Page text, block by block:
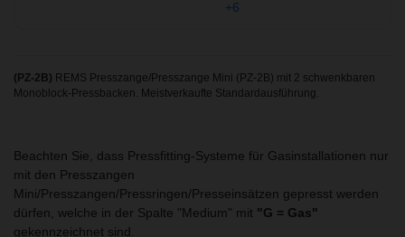
+6
(PZ-2B) REMS Presszange/Presszange Mini (PZ-2B) mit 2 schwenkbaren
Monoblock-Pressbacken. Meistverkaufte Standardausführung.
Beachten Sie, dass Pressfitting-Systeme für Gasinstallationen nur
mit den Presszangen
Mini/Presszangen/Pressringen/Presseinsätzen gepresst werden
dürfen, welche in der Spalte "Medium" mit "G = Gas"
gekennzeichnet sind.